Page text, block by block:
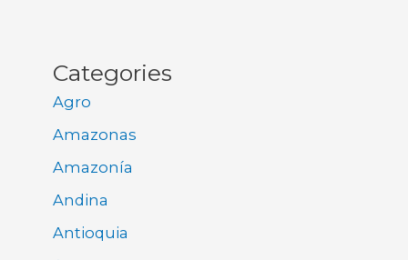
Categories
Agro
Amazonas
Amazonía
Andina
Antioquia